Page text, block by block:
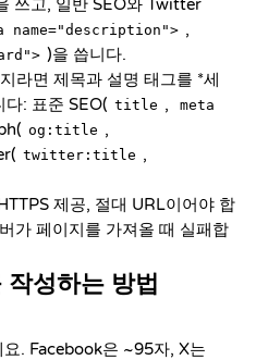
쓰고, 일반 SEO와 Twitter
name="description"> ,
)을 씁니다.
라면 제목과 설명 태그를 *세
다: 표준 SEO( title ,
meta
og:title ,
twitter:title ,
제공, 절대 URL이어야 합
가 페이지를 가져올 때 실패합
성하는 방법
. Facebook은 ~95자, X는